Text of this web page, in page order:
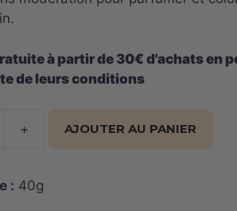
à partir de 30€ d'achats en
de leurs conditions
+ AJOUTER AU PANIER
: 40g